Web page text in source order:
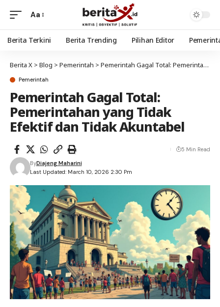
Aa
Berita Terkini Berita Trending Pilihan Editor
Berita X > Blog > Pemerintah > Pemerintah Gagal Total: Pemerintahan yang Tidak Efektif dan Tidak Akuntabel
Pemerintah
Pemerintah Gagal Total:
Pemerintahan yang Tidak
Efektif dan Tidak Akuntabel
Last Updated: March 10, 2026 2:30 Pm
ByDiajeng Maharini
5 Min Read